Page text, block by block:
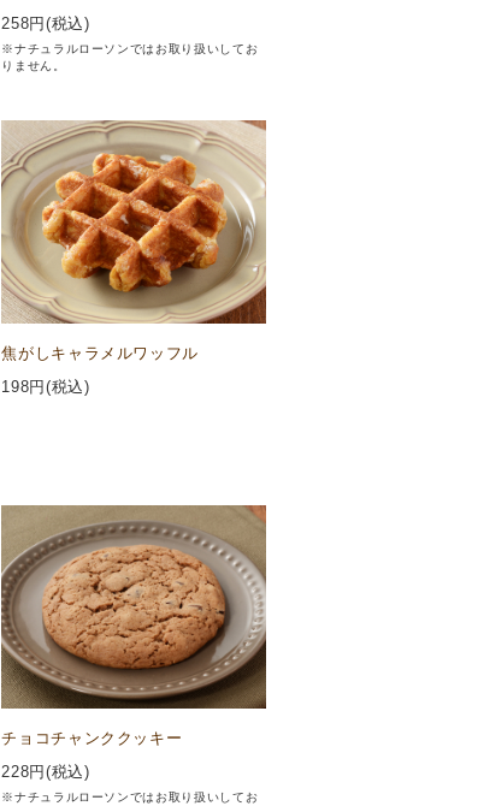
258円(税込)
※ナチュラルローソンではお取り扱いしてお
りません。
焦がしキャラメルワッフル
198円(税込)
チョコチャンククッキー
228円(税込)
※ナチュラルローソンではお取り扱いしてお